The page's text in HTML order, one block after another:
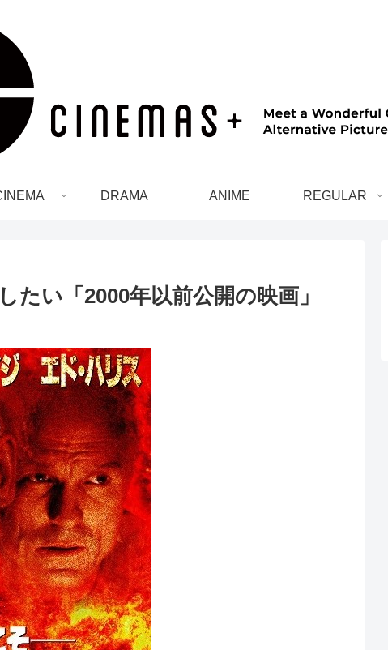
DRAMA ANIME REGULAR
たい「2000年以前公開の映画」